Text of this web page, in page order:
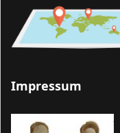
Impressum